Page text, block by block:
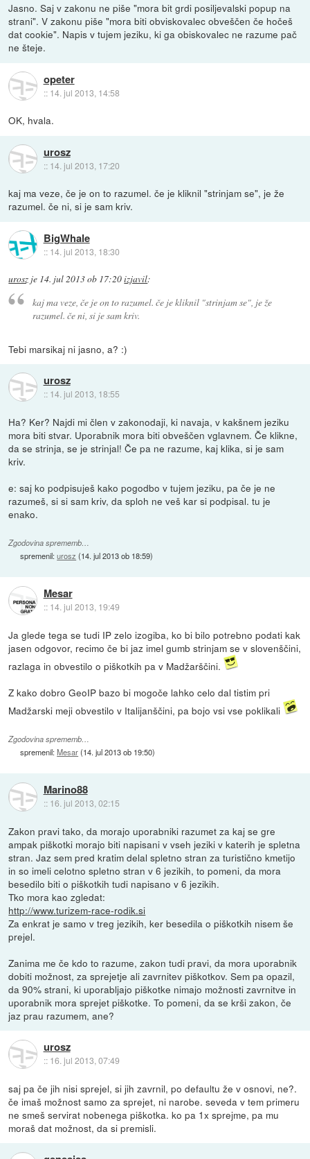
Jasno. Saj v zakonu ne piše "mora bit grdi posiljevalski popup na
strani". V zakonu piše "mora biti obviskovalec obveščen če hočeš
dat cookie". Napis v tujem jeziku, ki ga obiskovalec ne razume pač
ne šteje.
opeter
:: 14. jul 2013, 14:58
OK, hvala.
urosz
:: 14. jul 2013, 17:20
kaj ma veze, če je on to razumel. če je kliknil "strinjam se", je že
razumel. če ni, si je sam kriv.
BigWhale
:: 14. jul 2013, 18:30
urosz je 14. jul 2013 ob 17:20izjavil:
kaj ma veze, če je on to razumel. če je kliknil "strinjam se", je že
razumel. če ni, si je sam kriv.
Tebi marsikaj ni jasno, a? :)
urosz
:: 14. jul 2013, 18:55
Ha? Ker? Najdi mi člen v zakonodaji, ki navaja, v kakšnem jeziku
mora biti stvar. Uporabnik mora biti obveščen vglavnem. Če klikne,
da se strinja, se je strinjal! Če pa ne razume, kaj klika, si je sam
kriv.
e: saj ko podpisuješ kako pogodbo v tujem jeziku, pa če je ne
razumeš, si si sam kriv, da sploh ne veš kar si podpisal. tu je
enako.
Zgodovina sprememb…
spremenil:urosz (14. jul 2013 ob 18:59)
Mesar
:: 14. jul 2013, 19:49
Ja glede tega se tudi IP zelo izogiba, ko bi bilo potrebno podati kak
jasen odgovor, recimo če bi jaz imel gumb strinjam se v slovenščini,
razlaga in obvestilo o piškotkih pa v Madžarščini.
Z kako dobro GeoIP bazo bi mogoče lahko celo dal tistim pri
Madžarski meji obvestilo v Italijanščini, pa bojo vsi vse poklikali
Zgodovina sprememb…
spremenil:Mesar(14. jul 2013 ob 19:50)
Marino88
:: 16. jul 2013, 02:15
Zakon pravi tako, da morajo uporabniki razumet za kaj se gre
ampak piškotki morajo biti napisani v vseh jeziki v katerih je spletna
stran. Jaz sem pred kratim delal spletno stran za turistično kmetijo
in so imeli celotno spletno stran v 6 jezikih, to pomeni, da mora
besedilo biti o piškotkih tudi napisano v 6 jezikih.
Tko mora kao zgledat:
http://www.turizem-race-rodik.si
Za enkrat je samo v treg jezikih, ker besedila o piškotkih nisem še
prejel.
Zanima me če kdo to razume, zakon tudi pravi, da mora uporabnik
dobiti možnost, za sprejetje ali zavrnitev piškotkov. Sem pa opazil,
da 90% strani, ki uporabljajo piškotke nimajo možnosti zavrnitve in
uporabnik mora sprejet piškotke. To pomeni, da se krši zakon, če
jaz prau razumem, ane?
urosz
:: 16. jul 2013, 07:49
saj pa če jih nisi sprejel, si jih zavrnil, po defaultu že v osnovi, ne?.
če imaš možnost samo za sprejet, ni narobe. seveda v tem primeru
ne smeš servirat nobenega piškotka. ko pa 1x sprejme, pa mu
moraš dat možnost, da si premisli.